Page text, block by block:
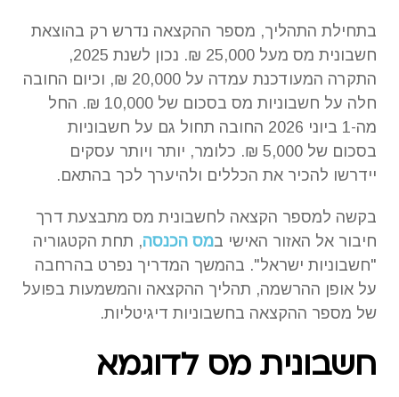
בתחילת התהליך, מספר ההקצאה נדרש רק בהוצאת
חשבונית מס מעל 25,000 ₪. נכון לשנת 2025,
התקרה המעודכנת עמדה על 20,000 ₪, וכיום החובה
חלה על חשבוניות מס בסכום של 10,000 ₪. החל
מה-1 ביוני 2026 החובה תחול גם על חשבוניות
בסכום של 5,000 ₪. כלומר, יותר ויותר עסקים
יידרשו להכיר את הכללים ולהיערך לכך בהתאם.
בקשה למספר הקצאה לחשבונית מס מתבצעת דרך
חיבור אל האזור האישי במס הכנסה, תחת הקטגוריה
"חשבוניות ישראל". בהמשך המדריך נפרט בהרחבה
על אופן ההרשמה, תהליך ההקצאה והמשמעות בפועל
של מספר ההקצאה בחשבוניות דיגיטליות.
חשבונית מס לדוגמא